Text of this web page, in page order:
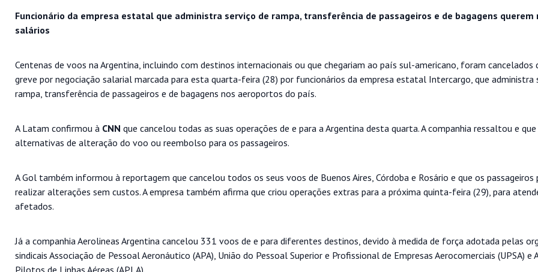
Funcionário da empresa estatal que administra serviço de rampa, transferência de passageiros e de bagagens querem
salários
Centenas de voos na Argentina, incluindo com destinos internacionais ou que chegariam ao país sul-americano, foram cancelados
greve por negociação salarial marcada para esta quarta-feira (28) por funcionários da empresa estatal Intercargo, que administra
rampa, transferência de passageiros e de bagagens nos aeroportos do país.
A Latam confirmou à CNN que cancelou todas as suas operações de e para a Argentina desta quarta. A companhia ressaltou e
alternativas de alteração do voo ou reembolso para os passageiros.
A Gol também informou à reportagem que cancelou todos os seus voos de Buenos Aires, Córdoba e Rosário e que os passageiros
realizar alterações sem custos. A empresa também afirma que criou operações extras para a próxima quinta-feira (29), para
afetados.
Já a companhia Aerolineas Argentina cancelou 331 voos de e para diferentes destinos, devido à medida de força adotada pelas
sindicais Associação de Pessoal Aeronáutico (APA), União do Pessoal Superior e Profissional de Empresas Aerocomerciais (UPSA) e
Pilotos de Linhas Aéreas (APLA).